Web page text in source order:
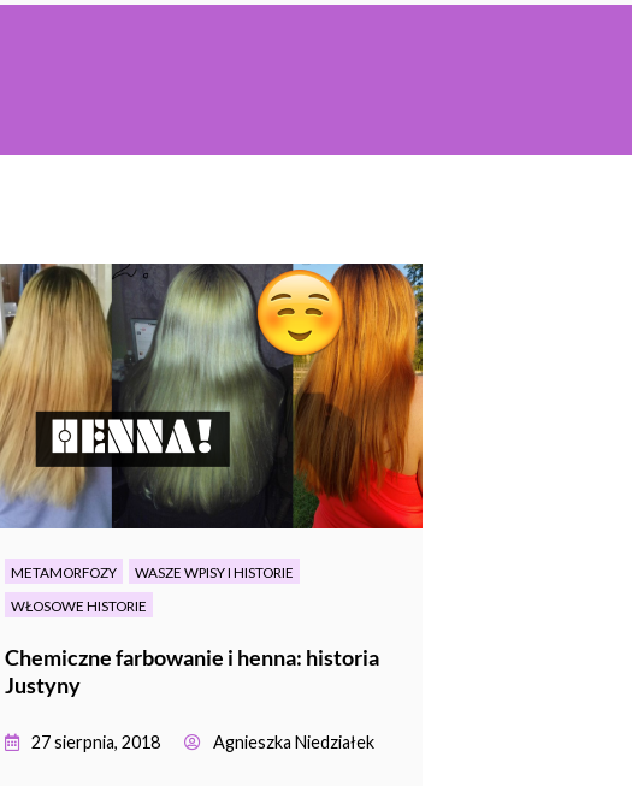
METAMORFOZY
WASZE WPISY I HISTORIE
WŁOSOWE HISTORIE
Chemiczne farbowanie i henna: historia
Justyny
27 sierpnia, 2018 Agnieszka Niedziałek